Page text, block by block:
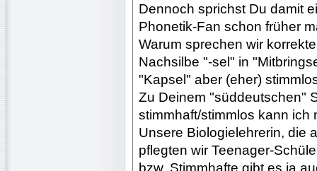
Dennoch sprichst Du damit
Phonetik-Fan schon früher
Warum sprechen wir
Nachsilbe "-sel" in
"Kapsel" aber (eher)
Zu Deinem "süddeutschen"
stimmhaft/stimmlos kann
Unsere Biologielehrerin, die
pflegten wir Teenager-
bzw. Stimmhafte gibt es ja